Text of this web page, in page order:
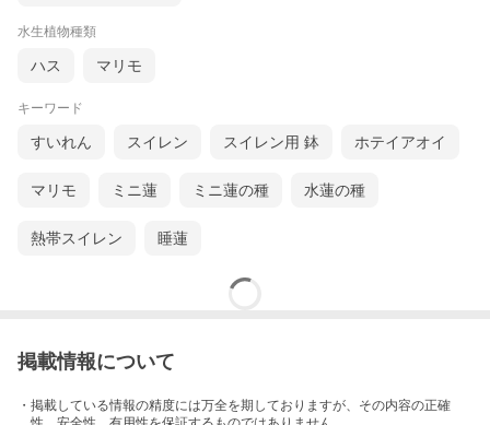
水生植物種類
ハス マリモ
キーワード
すいれん スイレン スイレン用 鉢 ホテイアオイ
マリモ ミニ蓮 ミニ蓮の種 水蓮の種
熱帯スイレン 睡蓮
掲載情報について
・掲載している情報の精度には万全を期しておりますが、その内容の正確